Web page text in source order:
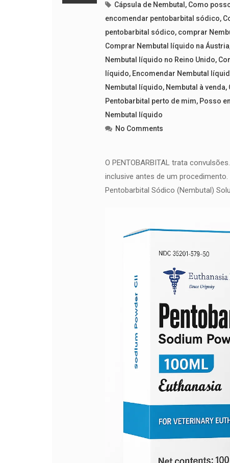
Cápsula de Nembutal , Como
encomendar pentobarbital sódico,
pentobarbital sódico, comprar
Comprar Nembutal líquido na Áustria
Nembutal líquido no Reino Unido,
líquido, Encomendar Nembutal
Nembutal líquido, Nembutal à venda,
Pentobarbital perto de mim, Posso
Nembutal líquido
No Comments
O PENTOBARBITAL trata
inclusive antes de um
Pentobarbital Sódico (Nembutal)